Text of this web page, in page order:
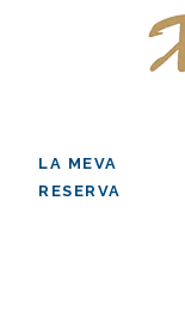
LA MEVA
RESERVA